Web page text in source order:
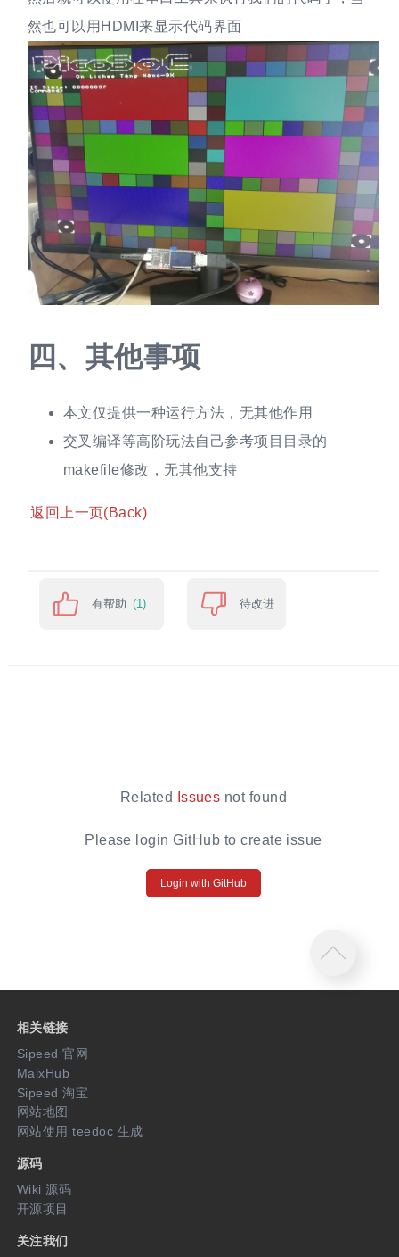
然也可以用HDMI来显示代码界面
四、 其他事项
本文仅提供一种运行方法，无其他作用
交叉编译等高阶玩法自己参考项目目录的
makefile修改，无其他支持
返回上一页(Back)
有帮助 (1) 待改进
Related Issues not found
Please login GitHub to create issue
Login with GitHub
相关链接
Sipeed 官网
MaixHub
Sipeed 淘宝
网站地图
网站使用 teedoc 生成
源码
Wiki 源码
开源项目
关注我们